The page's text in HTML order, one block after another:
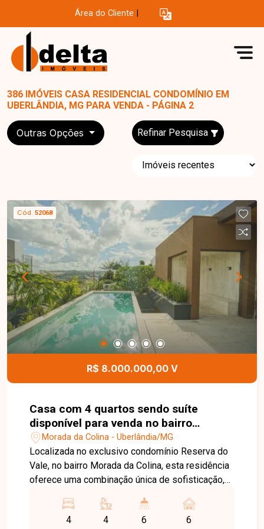
Área do Cliente
386 IMÓVEIS CASA RESIDENCIAL CONDOMÍNIO EM
UBERLÂNDIA, MG PARA VENDA - PÁGINA 2
Outras Opções Refinar Pesquisa
Cód. 52068
R$ 8.000.000,00 V
Casa com 4 quartos sendo suíte
disponível para venda no bairro
Morada da Colina em Uberlândia-MG
Morada da Colina - Uberlândia/MG
Localizada no exclusivo condomínio Reserva do
Vale, no bairro Morada da Colina, esta residência
oferece uma combinação única de sofisticação,
em um dos endereços mais desejados de
Uberlândia, a propriedade proporciona segurança,
4 4 6 6